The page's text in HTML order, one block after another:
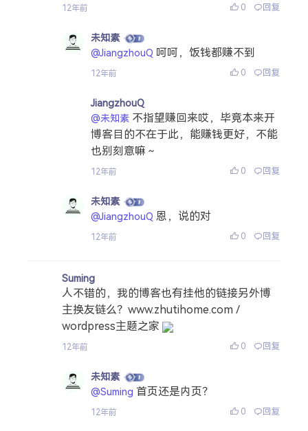
12年前 0 回复
未知素
@JiangzhouQ 呵呵，饭钱都赚不到
12年前 0 回复
JiangzhouQ
@未知素 不指望赚回来哎，毕竟本来开
博客目的不在于此，能赚钱更好，不能
也别刻意嘛～
12年前 0 回复
未知素
@JiangzhouQ 恩，说的对
12年前 0 回复
Suming
人不错的，我的博客也有挂他的链接另外博
主换友链么？www.zhutihome.com /
wordpress主题之家
12年前 0 回复
未知素
@Suming 首页还是内页？
12年前 0 回复